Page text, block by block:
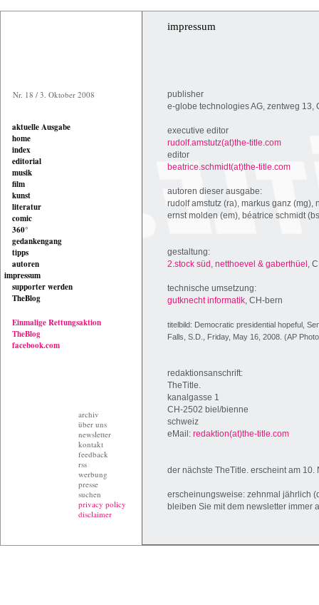
Nr. 18 / 3. Oktober 2008
aktuelle Ausgabe
home
index
editorial
musik
film
kunst
literatur
comic
360°
gedankengang
tipps
autoren
impressum
supporter werden
TheBlog
Einmalige Rettungsaktion
TheBlog
facebook.com
archiv
über uns
newsletter
kontakt
feedback
rss
werbung
presse
suchen
privacy policy
disclaimer
impressum
publisher
e-globe technologies AG, zentweg 13,
executive editor
rudolf.amstutz(at)the-title.com
editor
beatrice.schmidt(at)the-title.com
autoren dieser ausgabe:
rudolf amstutz (ra), markus ganz
ernst molden (em), béatrice schmidt
gestaltung:
2.stock süd, netthoevel & gaberthüel ,
technische umsetzung:
gutknecht informatik, CH-bern
titelbild: Democratic presidential hopeful,
Falls, S.D., Friday, May 16, 2008. (AP
redaktionsanschrift:
TheTitle.
kanalgasse 1
CH-2502 biel/bienne
schweiz
eMail: redaktion(at)the-title.com
der nächste TheTitle. erscheint am 10.
erscheinungsweise: zehnmal jährlich
bleiben Sie mit dem newsletter immer